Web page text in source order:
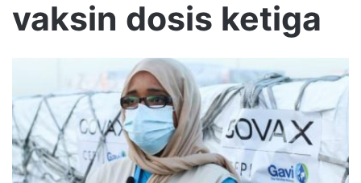
vaksin dosis ketiga